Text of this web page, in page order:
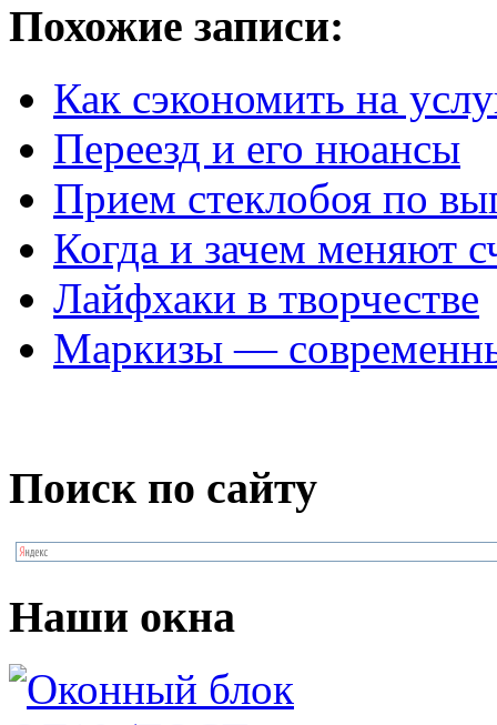
Похожие записи:
Как сэкономить на
Переезд и его нюансы
Прием стеклобоя по
Когда и зачем меняют
Лайфхаки в творчестве
Маркизы —
Поиск по сайту
Наши окна